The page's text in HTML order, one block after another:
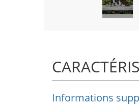
Informations